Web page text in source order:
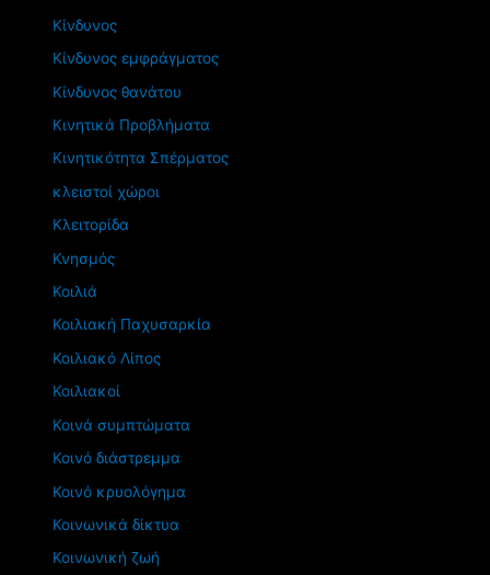
Κίνδυνος
Κίνδυνος εμφράγματος
Κίνδυνος θανάτου
Κινητικά Προβλήματα
Κινητικότητα Σπέρματος
κλειστοί χώροι
Κλειτορίδα
Κνησμός
Κοιλιά
Κοιλιακή Παχυσαρκία
Κοιλιακό Λίπος
Κοιλιακοί
Κοινά συμπτώματα
Κοινό διάστρεμμα
Κοινό κρυολόγημα
Κοινωνικά δίκτυα
Κοινωνική ζωή